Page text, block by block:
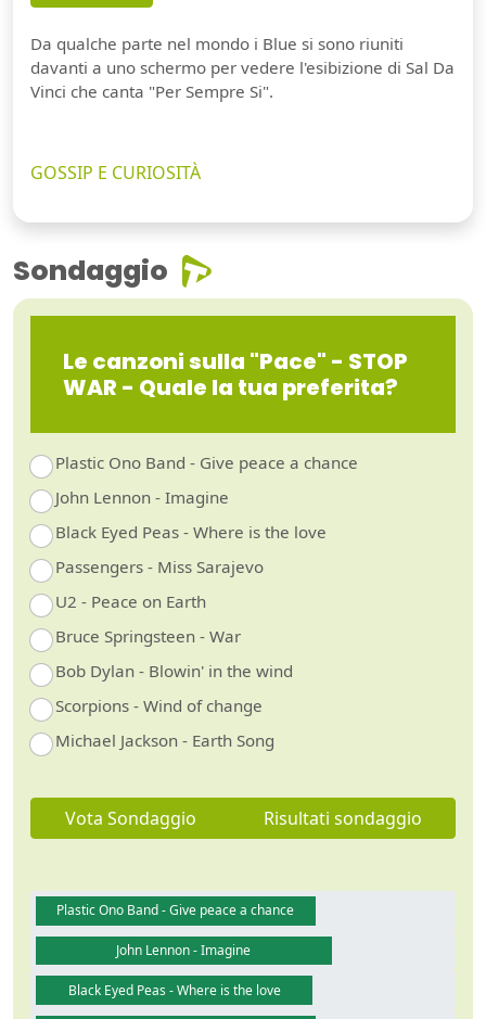
Da qualche parte nel mondo i Blue si sono riuniti
davanti a uno schermo per vedere l'esibizione di Sal Da
Vinci che canta "Per Sempre Si".
GOSSIP E CURIOSITÀ
Sondaggio
Le canzoni sulla "Pace" - STOP
WAR - Quale la tua preferita?
Plastic Ono Band - Give peace a chance
John Lennon - Imagine
Black Eyed Peas - Where is the love
Passengers - Miss Sarajevo
U2 - Peace on Earth
Bruce Springsteen - War
Bob Dylan - Blowin' in the wind
Scorpions - Wind of change
Michael Jackson - Earth Song
Vota Sondaggio Risultati sondaggio
Plastic Ono Band - Give peace a chance
John Lennon - Imagine
Black Eyed Peas - Where is the love